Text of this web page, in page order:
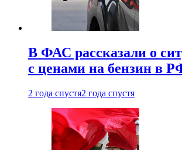
В ФАС рассказали о
с ценами на бензин в
2 года спустя2 года спустя